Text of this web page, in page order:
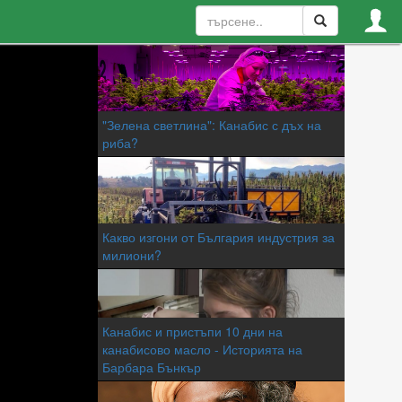
"Зелена светлина": Канабис с дъх на
риба?
Какво изгони от България индустрия за
милиони?
Канабис и пристъпи 10 дни на
канабисово масло - Историята на
Барбара Бънкър